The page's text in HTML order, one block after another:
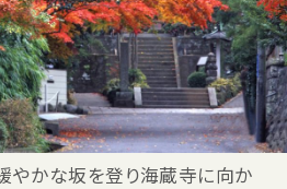
やかな坂を登り海蔵寺に向か